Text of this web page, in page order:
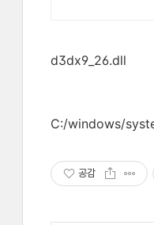
d3dx9_26.dll
C:/windows/
공감